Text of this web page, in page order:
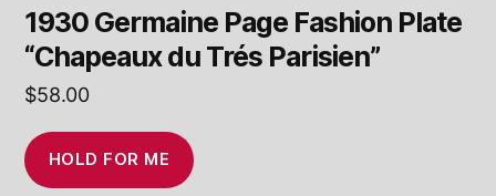
1930 Germaine Page Fashion Plate
“Chapeaux du Trés Parisien”
$58.00
HOLD FOR ME